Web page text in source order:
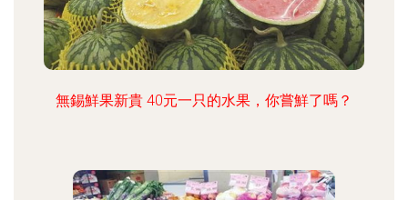
無錫鮮果新貴 40元一只的水果，你嘗鮮了嗎？